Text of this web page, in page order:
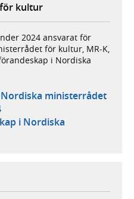
kultur
2024 ansvarat för
för kultur, MR-K,
i Nordiska
ministerrådet
i Nordiska